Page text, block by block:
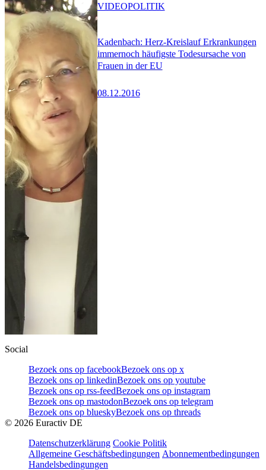
Kadenbach: Herz-Kreislauf Erkrankungen
immernoch häufigste Todesursache von
Frauen in der EU
08.12.2016
VIDEOPOLITIK
Social
Bezoek ons op facebookBezoek ons op x
Bezoek ons op linkedinBezoek ons op youtube
Bezoek ons op rss-feedBezoek ons op instagram
Bezoek ons op mastodonBezoek ons op telegram
Bezoek ons op blueskyBezoek ons op threads
© 2026 Euractiv DE
Datenschutzerklärung Cookie Politik
Allgemeine Geschäftsbedingungen Abonnementbedingungen
Handelsbedingungen